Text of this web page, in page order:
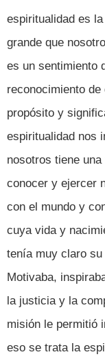
espiritualidad es
grande que
es un sentimiento
reconocimiento
propósito y
espiritualidad nos
nosotros tiene
conocer y ejercer
con el mundo y
cuya vida y
tenía muy claro su
Motivaba,
la justicia y la
misión le permitió
eso se trata la